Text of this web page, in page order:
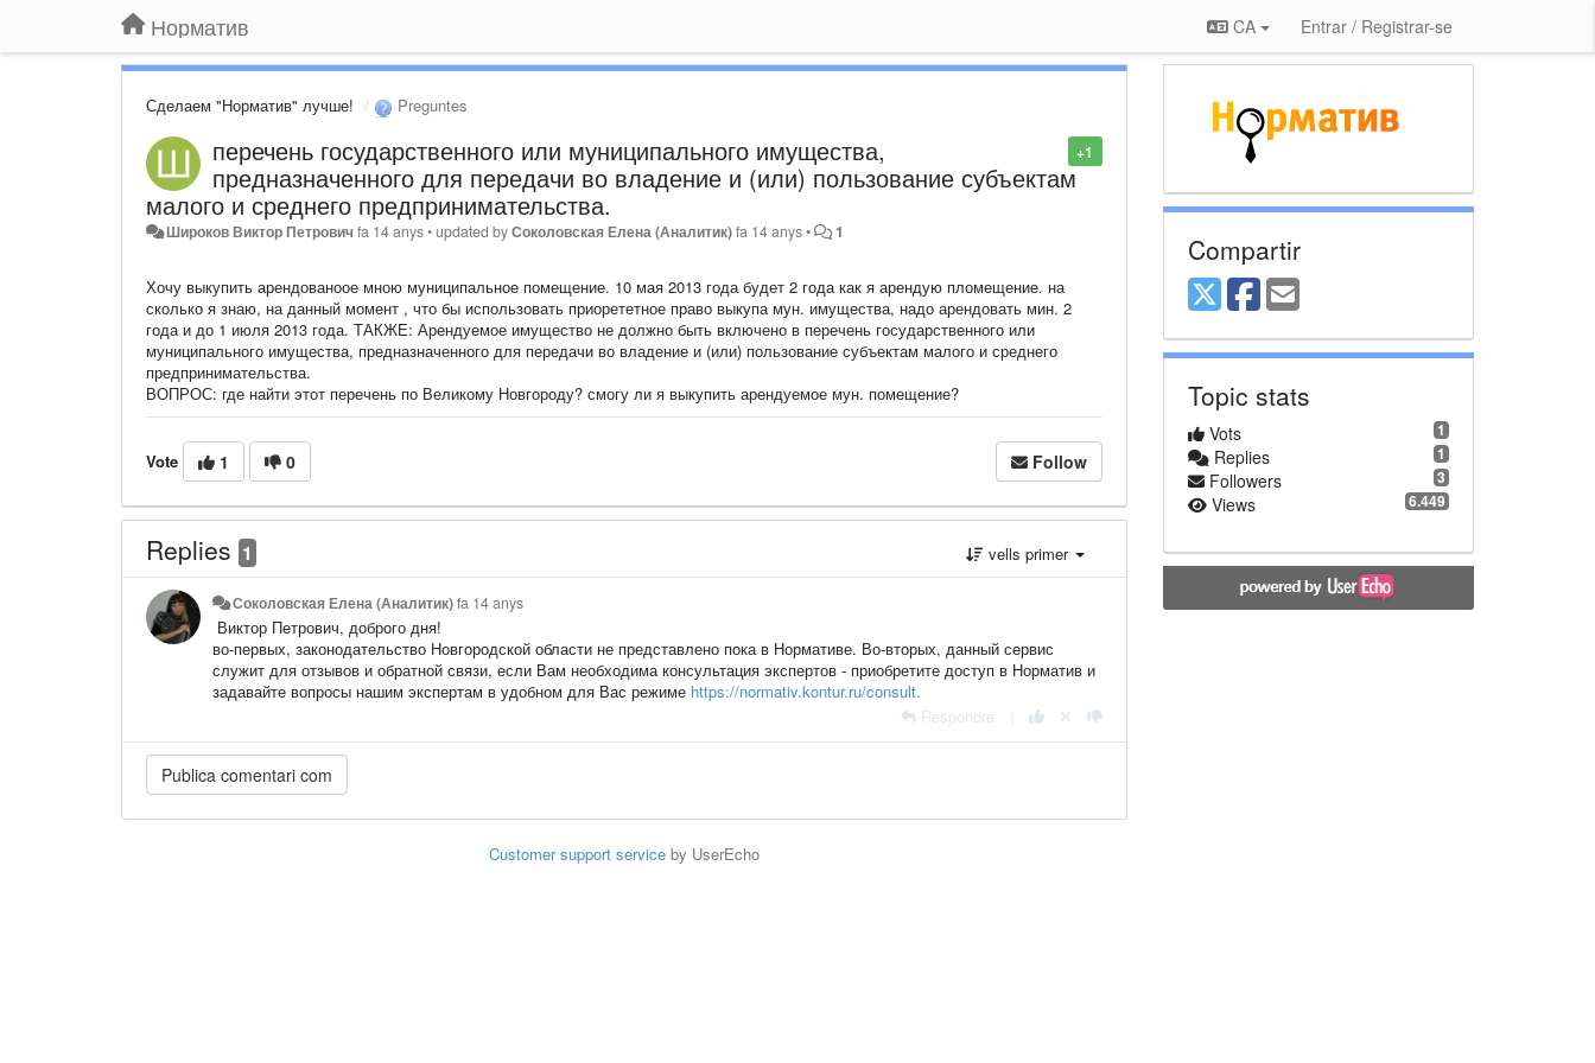
Норматив CA Entrar / Registrar-se
Сделаем "Норматив" лучше! Preguntes
+1
перечень государственного или муниципального имущества,
предназначенного для передачи во владение и (или) пользование субъектам
малого и среднего предпринимательства.
Широков Виктор Петрович fa 14 anys•updated byСоколовская Елена (Аналитик)fa 14 anys• 1
Хочу выкупить арендованоое мною муниципальное помещение. 10 мая 2013 года будет 2 года как я арендую пломещение. на
сколько я знаю, на данный момент , что бы использовать приорететное право выкупа мун. имущества, надо арендовать мин. 2
года и до 1 июля 2013 года. ТАКЖЕ: Арендуемое имущество не должно быть включено в перечень государственного или
муниципального имущества, предназначенного для передачи во владение и (или) пользование субъектам малого и среднего
предпринимательства.
ВОПРОС: где найти этот перечень по Великому Новгороду? смогу ли я выкупить арендуемое мун. помещение?
Vote 1 0 Follow
Replies 1 vells primer
Соколовская Елена (Аналитик)fa 14 anys
Виктор Петрович, доброго дня!
во-первых, законодательство Новгородской области не представлено пока в Нормативе. Во-вторых, данный сервис
служит для отзывов и обратной связи, если Вам необходима консультация экспертов - приобретите доступ в Норматив и
задавайте вопросы нашим экспертам в удобном для Вас режиме https://normativ.kontur.ru/consult.
Respondre
Customer support serviceby UserEcho
Compartir
Topic stats
1
Vots
1
Replies
3
Followers
6.449
Views